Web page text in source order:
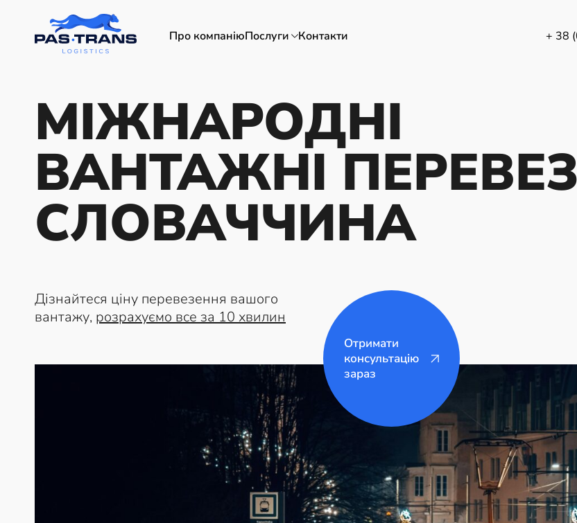
Про компанiюПослуги Контакти + 38
МІЖНАРОДНІ
ВАНТАЖНІ
СЛОВАЧЧИНА
Дізнайтеся ціну перевезення вашого
вантажу, розрахуємо все за 10 хвилин
Отримати
консультацію
зараз